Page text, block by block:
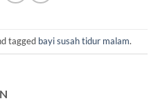
tagged bayi susah tidur malam.